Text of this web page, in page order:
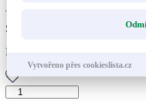
Skladem
Expedujeme do druhého dne po
Skořicová
Vytvořeno přes cookieslista.cz